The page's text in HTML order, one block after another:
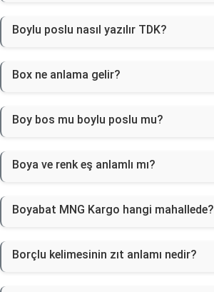
Boylu poslu nasıl yazılır TDK?
Box ne anlama gelir?
Boy bos mu boylu poslu mu?
Boya ve renk eş anlamlı mı?
Boyabat MNG Kargo hangi mahallede?
Borçlu kelimesinin zıt anlamı nedir?